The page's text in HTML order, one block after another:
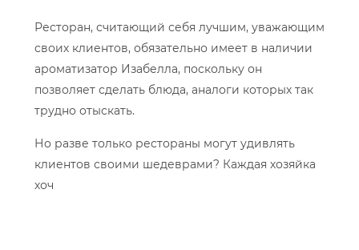
Ресторан, считающий себя лучшим, уважающим
своих клиентов, обязательно имеет в наличии
ароматизатор Изабелла, поскольку он
позволяет сделать блюда, аналоги которых так
трудно отыскать.
Но разве только рестораны могут удивлять
клиентов своими шедеврами? Каждая хозяйка
хоч